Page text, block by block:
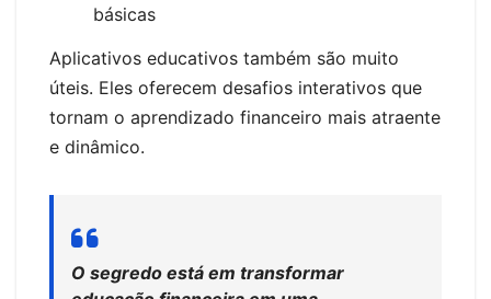
básicas
Aplicativos educativos também são muito
úteis. Eles oferecem desafios interativos que
tornam o aprendizado financeiro mais atraente
e dinâmico.
O segredo está em transformar